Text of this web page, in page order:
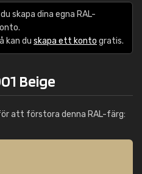
skapa dina egna RAL-
kan du skapa ett konto gratis.
Beige
att förstora denna RAL-färg: